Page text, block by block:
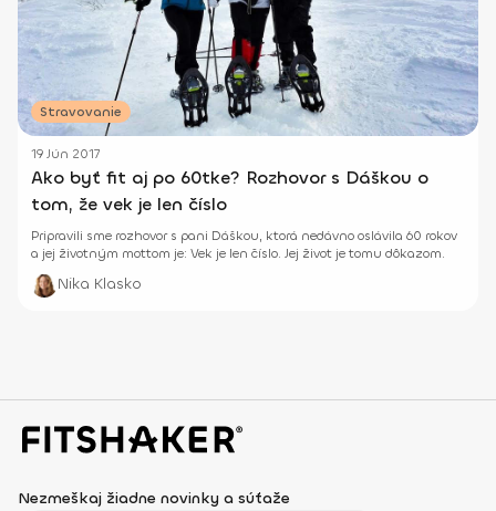
Stravovanie
19 Jún 2017
Ako byť fit aj po 60tke? Rozhovor s Dáškou o
tom, že vek je len číslo
Pripravili sme rozhovor s pani Dáškou, ktorá nedávno oslávila 60 rokov
a jej životným mottom je: Vek je len číslo. Jej život je tomu dôkazom.
Nika Klasko
Nezmeškaj žiadne novinky a súťaže